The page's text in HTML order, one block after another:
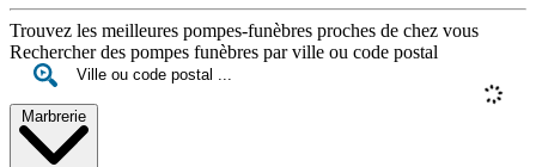
Trouvez les meilleures pompes-funèbres proches de chez vous
Rechercher des pompes funèbres par ville ou code postal
Marbrerie